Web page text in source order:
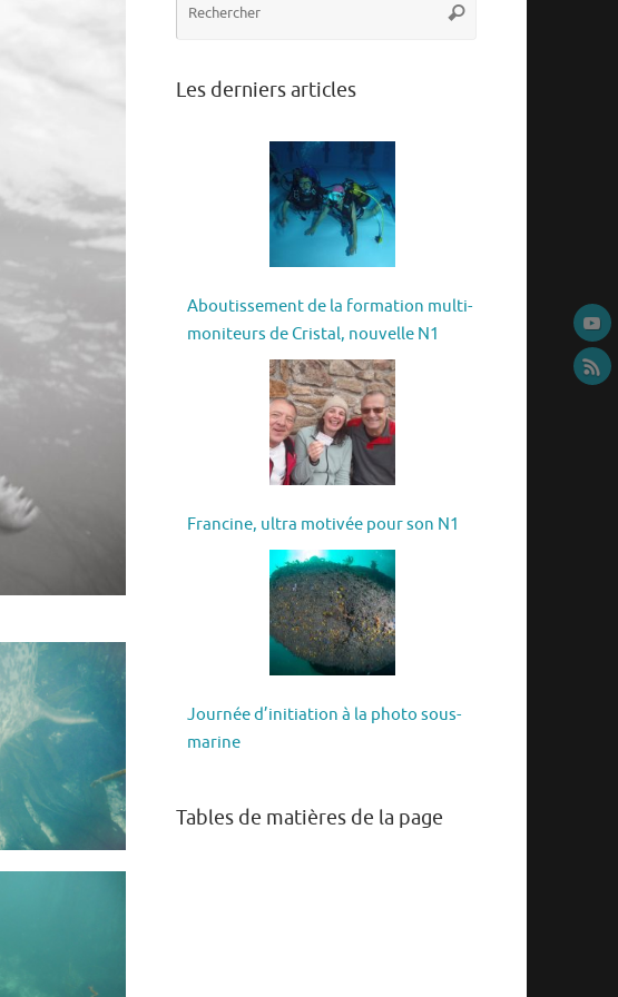
Rechercher
Les derniers articles
Aboutissement de la formation multi-
moniteurs de Cristal, nouvelle N1
Francine, ultra motivée pour son N1
Journée d’initiation à la photo sous-
marine
Tables de matières de la page